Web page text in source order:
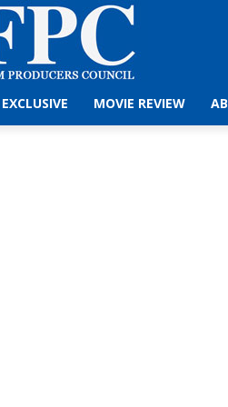
EXCLUSIVE MOVIE REVIEW